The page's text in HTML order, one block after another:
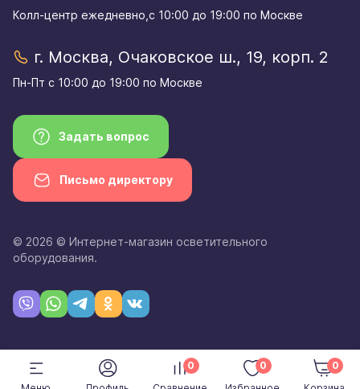
Колл-центр eжедневно,с 10:00 до 19:00 по Москве
г. Москва, Очаковское ш., 19, корп. 2
Пн-Пт с 10:00 до 19:00 по Москве
Задать вопрос
Письмо директору
© 2026 © Интернет-магазин осветительного
оборудования.
0
0
0